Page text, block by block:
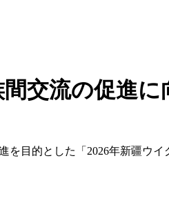
交流の促進
目的とした「2026年新疆ウ